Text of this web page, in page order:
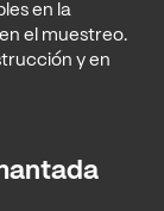
en la
el muestreo.
y en